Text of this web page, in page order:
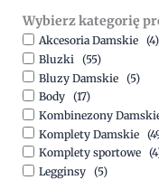
Wybierz kategorię
Akcesoria Damskie (4)
Bluzki (55)
Bluzy Damskie (5)
Body (17)
Kombinezony
Komplety Damskie
Komplety sportowe
Legginsy (5)